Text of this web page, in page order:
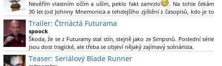
Komiksy to mají ted´těžké, paradoxně tomu škodí to všechno kolem
(DC nebo MCU to je buřt) , ale nezasloužilo by si to zářez jen kvůli tomu.
Držím tomu palce.
Nevěřím vlastním očím a uším, peklo fakt zamrzlo
. Na tohle čekám
30 let (od Johnny Mnemonica a tehdejšího zjištění z časopisů, kdo je to
Gibson a co je jeho debutová kniha zač), přičemž 25 let (od Matrixu,
který pojem cyberpunk dostal do povědomí i obyčejného diváka a
nikoliv fanouška žánru) marně doufám, že si po řadě "duchovních
nástupců", kteří přišli poté (Ghost In The Shell, Alita: Battle Angel,
Altered Carbon, Blade Runner 2049, Cyberpunk 2077, atd.), někdo
konečně vzpomene i na bibli cyberpunku, se kterou to všechno začalo.
Trailer: Čtrnáctá Futurama
spoock
Škoda, že se z Futuramy stal stín, stejně jako ze Simpsnů. Poslední série
jsou dost tragické, ale třeba se objeví nějaký zajímavý scénárista.
Nedávno začala vycházet nová řada Ricka a Mortyho a já z úžasem zjistil,
že se na to dá opět koukat.
Teaser: Seriálový Blade Runner